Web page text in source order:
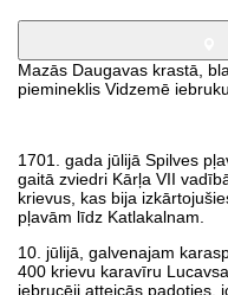
Mazās Daugavas krastā,
piemineklis Vidzemē
1701. gada jūlijā Spilves
gaitā zviedri Kārļa VII
krievus, kas bija
pļavām līdz Katlakalnam.
10. jūlijā, galvenajam
400 krievu karavīru
iebrucēji atteicās padoties,